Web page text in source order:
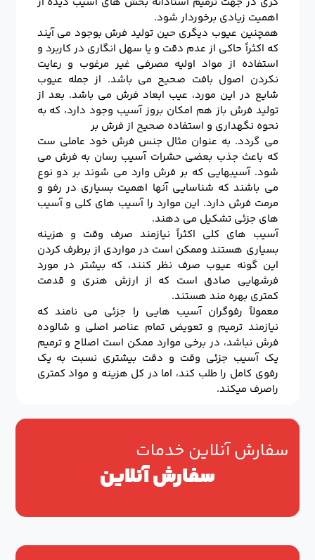
اهمیت زیادی برخوردار شود.
همچنین عیوب دیگری حین تولید فرش بوجود می آیند
که اکثراً حاکی از عدم دقت و یا سهل انگاری در کاربرد و
استفاده از مواد اولیه مصرفی غیر مرغوب و رعایت
نکردن اصول بافت صحیح می باشد. از جمله عیوب
شایع در این مورد، عیب ابعاد فرش می باشد. بعد از
تولید فرش باز هم امکان بروز آسیب وجود دارد، که به
نحوه نگهداری و استفاده صحیح از فرش بر
می گردد. به عنوان مثال جنس فرش خود عاملی ست
که باعث جذب بعضی حشرات آسیب رسان به فرش می
شود. آسیبهایی که بر فرش وارد می شوند بر دو نوع
می باشند که شناسایی آنها اهمیت بسیاری در رفو و
مرمت فرش دارد. این موارد را آسیب های کلی و آسیب
های جزئی تشکیل می دهند.
آسیب های کلی اکثراً نیازمند صرف وقت و هزینه
بسیاری هستند وممکن است در مواردی از برطرف کردن
این گونه عیوب صرف نظر کنند، که بیشتر در مورد
فرشهایی صادق است که از ارزش هنری و قدمت
کمتری بهره مند هستند.
معمولاً رفوگران آسیب هایی را جزئی می نامند که
نیازمند ترمیم و تعویض تمام عناصر اصلی و شالوده
فرش نباشد، در برخی موارد ممکن است اصلاح و ترمیم
یک آسیب جزئی وقت و دقت بیشتری نسبت به یک
رفوی کامل را طلب کند، اما در کل هزینه و مواد کمتری
راصرف میکند.
سفارش آنلاین خدمات
سفارش آنلاین